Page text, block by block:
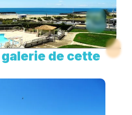
galerie de cette